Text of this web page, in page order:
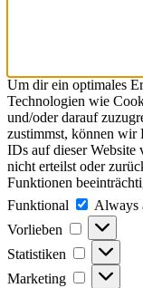
Um dir ein optimales
Technologien wie
und/oder darauf
zustimmst, können wir
IDs auf dieser Website
nicht erteilst oder
Funktionen
Funktional
Always
Vorlieben
Vorlieben
Statistiken Statistiken
Marketing Marketing